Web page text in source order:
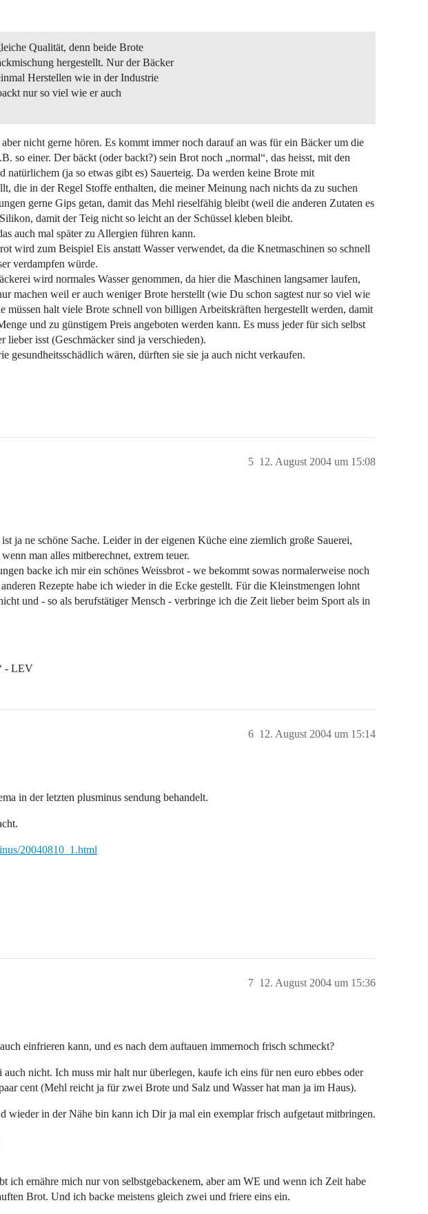
Qualität, denn beide Brote
hergestellt. Nur der Bäcker
Herstellen wie in der Industrie
nur so viel wie er auch
nicht gerne hören. Es kommt immer noch darauf an was für ein Bäcker um die
so einer. Der bäckt (oder backt?) sein Brot noch „normal“, das heisst, mit den
natürlichem (ja so etwas gibt es) Sauerteig. Da werden keine Brote mit
die in der Regel Stoffe enthalten, die meiner Meinung nach nichts da zu suchen
gerne Gips getan, damit das Mehl rieselfähig bleibt (weil die anderen Zutaten es
damit der Teig nicht so leicht an der Schüssel kleben bleibt.
auch mal später zu Allergien führen kann.
wird zum Beispiel Eis anstatt Wasser verwendet, da die Knetmaschinen so schnell
verdampfen würde.
wird normales Wasser genommen, da hier die Maschinen langsamer laufen,
machen weil er auch weniger Brote herstellt (wie Du schon sagtest nur so viel wie
müssen halt viele Brote schnell von billigen Arbeitskräften hergestellt werden, damit
und zu günstigem Preis angeboten werden kann. Es muss jeder für sich selbst
lieber isst (Geschmäcker sind ja verschieden).
gesundheitsschädlich wären, dürften sie sie ja auch nicht verkaufen.
12. August 2004 um 15:08
5
ja ne schöne Sache. Leider in der eigenen Küche eine ziemlich große Sauerei,
man alles mitberechnet, extrem teuer.
backe ich mir ein schönes Weissbrot - we bekommt sowas normalerweise noch
Rezepte habe ich wieder in die Ecke gestellt. Für die Kleinstmengen lohnt
und - so als berufstätiger Mensch - verbringe ich die Zeit lieber beim Sport als in
- LEV
12. August 2004 um 15:14
6
in der letzten plusminus sendung behandelt.
20040810_1.html
12. August 2004 um 15:36
7
einfrieren kann, und es nach dem auftauen immernoch frisch schmeckt?
auch nicht. Ich muss mir halt nur überlegen, kaufe ich eins für nen euro ebbes oder
cent (Mehl reicht ja für zwei Brote und Salz und Wasser hat man ja im Haus).
wieder in der Nähe bin kann ich Dir ja mal ein exemplar frisch aufgetaut mitbringen.
ich ernähre mich nur von selbstgebackenem, aber am WE und wenn ich Zeit habe
Brot. Und ich backe meistens gleich zwei und friere eins ein.